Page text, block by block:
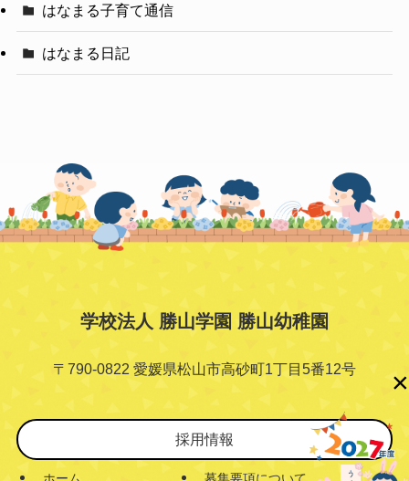
はなまる子育て通信
はなまる日記
学校法人 勝山学園 勝山幼稚園
〒790-0822 愛媛県松山市高砂町1丁目5番12号
採用情報
ホーム 募集要項について
×